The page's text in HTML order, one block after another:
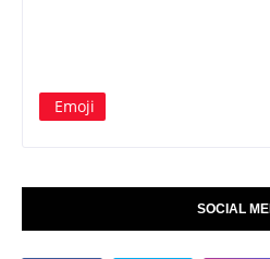
Emoji
SOCIAL